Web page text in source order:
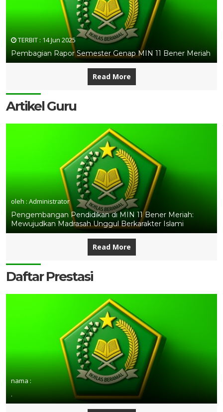
TERBIT : 14 Jun 2025
Pembagian Rapor Semester Genap MIN 11 Bener Meriah
Read More
Artikel Guru
oleh : Administrator
Pengembangan Pendidikan di MIN 11 Bener Meriah:
Mewujudkan Madrasah Unggul Berkarakter Islami
Read More
Daftar Prestasi
nama :
.